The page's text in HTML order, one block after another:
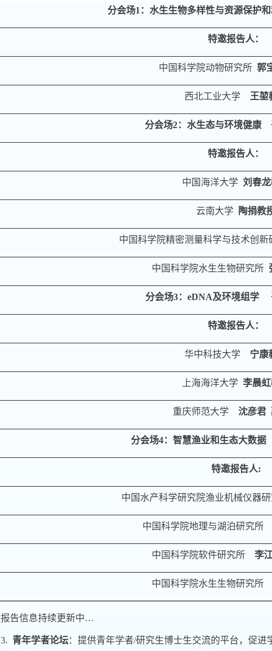
分会场1 ： 水生生物多样性与资源保护和
特邀报告人 ：
中国科学院动物研究所 郭
西北工业大学 王堃
分会场2： 水生态与环境健康
特邀报告人：
中国海洋大学 刘春龙
云南大学 陶捐教
中国科学院精密测量科学与技术创新
中国科学院水生生物研究所
分会场3： eDNA及环境组学
特邀报告人 ：
华中科技大学 宁康
上海海洋大学 李晨虹
重庆师范大学 沈彦君
分会场4： 智慧渔业和生态大数据
特邀报告人:
中国水产科学研究院渔业机械仪器
中国科学院地理与湖泊研究所
中国科学院软件研究所 李
中国科学院水生生物研究所
报告信息持续更新中…
3. 青年学者论坛：提供青年学者/研究生博士生交流的平台，促进